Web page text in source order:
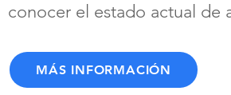
conocer el estado actual de
MÁS INFORMACIÓN